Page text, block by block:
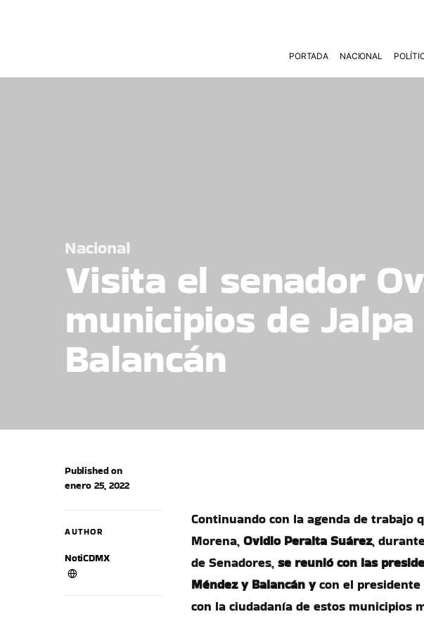
PORTADA NACIONAL
Nacional
Visita el senador
municipios de
Balancán
Published on
enero 25, 2022
AUTHOR
NotiCDMX
Continuando con la agenda de trabajo
Morena, Ovidio Peralta Suárez,
de Senadores, se reunió con las
Méndez y Balancán ycon el presidente
con la ciudadanía de estos municipios